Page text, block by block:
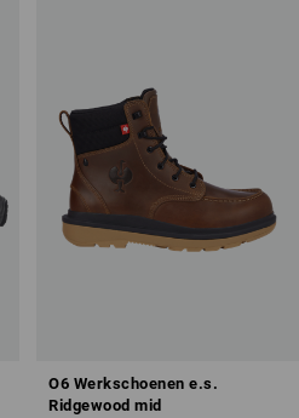
O6 Werkschoenen e.s.
Ridgewood mid